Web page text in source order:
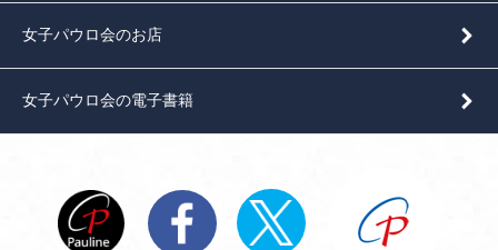
女子パウロ会のお店
女子パウロ会の電子書籍